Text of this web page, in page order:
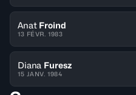
Anat Froind
13 FÉVR. 1983
Diana Furesz
15 JANV. 1984